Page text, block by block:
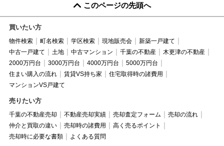
このページの先頭へ
買いたい方
物件検索 町名検索 学区検索 現地販売会
新築一戸建て
中古一戸建て
土地 中古マンション 千葉の不動産
木更津の不動産
2000万円台
3000万円台 4000万円台
5000万円台
住まい購入の流れ
賃貸VS持ち家
住宅取得時の諸費用
マンションVS戸建て
売りたい方
千葉の不動産売却 不動産売却実績 売却査定フォーム
売却の流れ
仲介と買取の違い
売却時の諸費用
高く売るポイント
売却時に必要な書類
よくある質問